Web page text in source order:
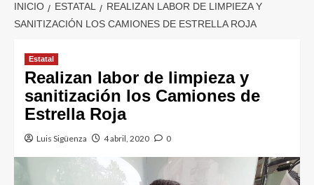
INICIO ESTATAL
REALIZAN LABOR DE LIMPIEZA Y
SANITIZACIÓN LOS CAMIONES DE ESTRELLA ROJA
Estatal
Realizan labor de limpieza y
sanitización los Camiones de
Estrella Roja
Luis Sigüenza 4 abril, 2020 0